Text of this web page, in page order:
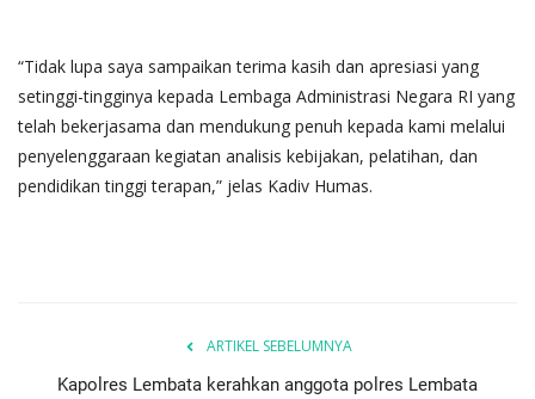
“Tidak lupa saya sampaikan terima kasih dan apresiasi yang
setinggi-tingginya kepada Lembaga Administrasi Negara RI yang
telah bekerjasama dan mendukung penuh kepada kami melalui
penyelenggaraan kegiatan analisis kebijakan, pelatihan, dan
pendidikan tinggi terapan,” jelas Kadiv Humas.
ARTIKEL SEBELUMNYA
Kapolres Lembata kerahkan anggota polres Lembata